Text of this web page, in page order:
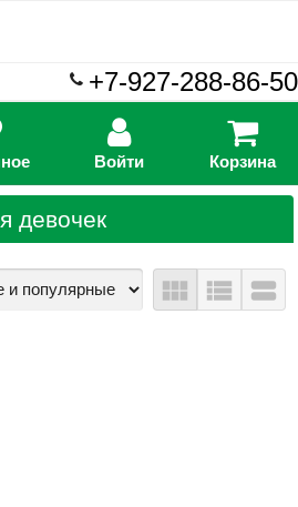
+7-927-288-86-50
Войти Корзина
девочек
view_module view_list view_stream